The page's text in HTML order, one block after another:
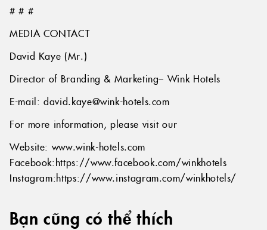
# # #
MEDIA CONTACT
David Kaye (Mr.)
Director of Branding & Marketing– Wink Hotels
E-mail: david.kaye@wink-hotels.com
For more information, please visit our
Website: www.wink-hotels.com
Facebook:https://www.facebook.com/winkhotels
Instagram:https://www.instagram.com/winkhotels/
Bạn cũng có thể thích